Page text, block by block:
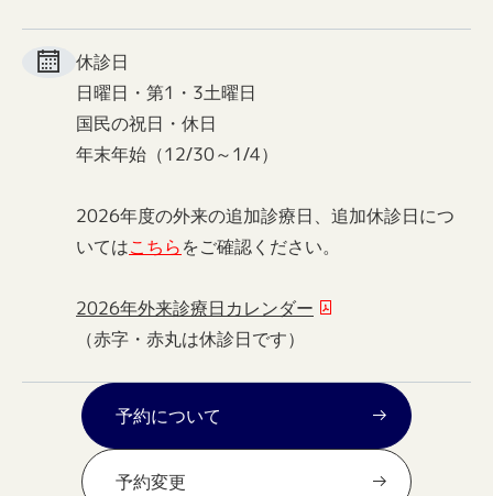
休診日
日曜日・第1・3土曜日
国民の祝日・休日
年末年始（12/30～1/4）
2026年度の外来の追加診療日、追加休診日につ
いてはこちらをご確認ください。
2026年外来診療日カレンダー
（赤字・赤丸は休診日です）
予約について
予約変更